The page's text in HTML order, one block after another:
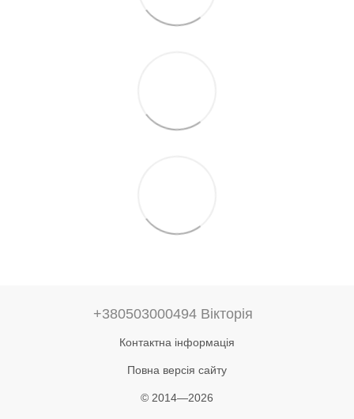
+380503000494 Вікторія
Контактна інформація
Повна версія сайту
© 2014—2026